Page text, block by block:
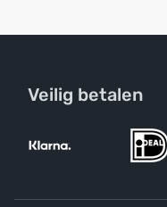
Veilig betalen